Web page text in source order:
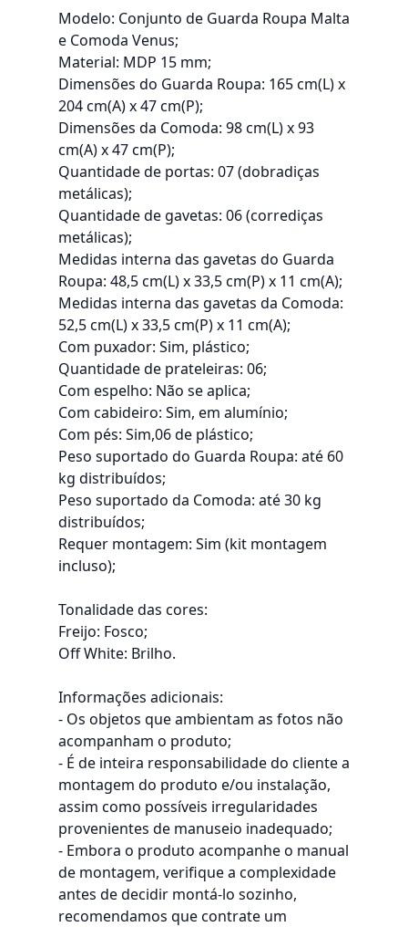
Modelo: Conjunto de Guarda Roupa Malta
e Comoda Venus;
Material: MDP 15 mm;
Dimensões do Guarda Roupa: 165 cm(L) x
204 cm(A) x 47 cm(P);
Dimensões da Comoda: 98 cm(L) x 93
cm(A) x 47 cm(P);
Quantidade de portas: 07 (dobradiças
metálicas);
Quantidade de gavetas: 06 (corrediças
metálicas);
Medidas interna das gavetas do Guarda
Roupa: 48,5 cm(L) x 33,5 cm(P) x 11 cm(A);
Medidas interna das gavetas da Comoda:
52,5 cm(L) x 33,5 cm(P) x 11 cm(A);
Com puxador: Sim, plástico;
Quantidade de prateleiras: 06;
Com espelho: Não se aplica;
Com cabideiro: Sim, em alumínio;
Com pés: Sim,06 de plástico;
Peso suportado do Guarda Roupa: até 60
kg distribuídos;
Peso suportado da Comoda: até 30 kg
distribuídos;
Requer montagem: Sim (kit montagem
incluso);
Tonalidade das cores:
Freijo: Fosco;
Off White: Brilho.
Informações adicionais:
- Os objetos que ambientam as fotos não
acompanham o produto;
- É de inteira responsabilidade do cliente a
montagem do produto e/ou instalação,
assim como possíveis irregularidades
provenientes de manuseio inadequado;
- Embora o produto acompanhe o manual
de montagem, verifique a complexidade
antes de decidir montá-lo sozinho,
recomendamos que contrate um